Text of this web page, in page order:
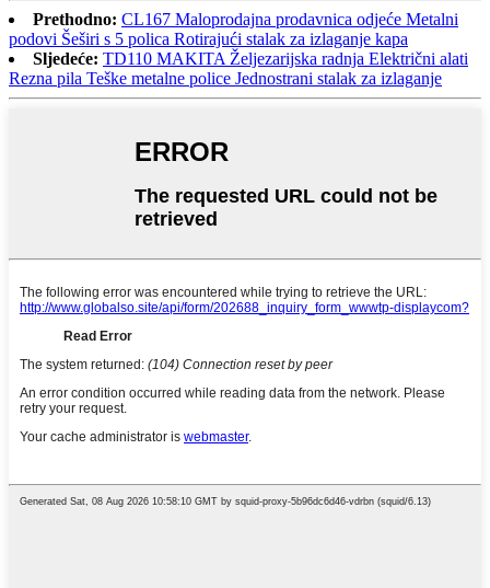
Prethodno: CL167 Maloprodajna prodavnica odjeće Metalni
podovi Šeširi s 5 polica Rotirajući stalak za izlaganje kapa
Sljedeće: TD110 MAKITA Željezarijska radnja Električni alati
Rezna pila Teške metalne police Jednostrani stalak za izlaganje